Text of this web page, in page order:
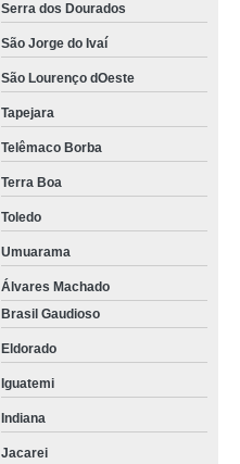
Serra dos Dourados
São Jorge do Ivaí
São Lourenço dOeste
Tapejara
Telêmaco Borba
Terra Boa
Toledo
Umuarama
Álvares Machado
Brasil Gaudioso
Eldorado
Iguatemi
Indiana
Jacarei